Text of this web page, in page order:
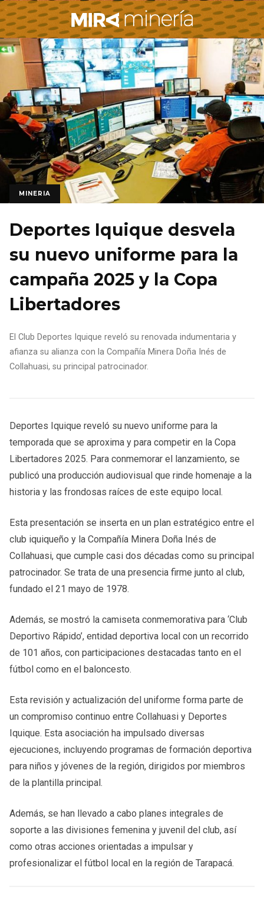
MINERIA
Deportes Iquique desvela
su nuevo uniforme para la
campaña 2025 y la Copa
Libertadores
El Club Deportes Iquique reveló su renovada indumentaria y
afianza su alianza con la Compañía Minera Doña Inés de
Collahuasi, su principal patrocinador.
Deportes Iquique reveló su nuevo uniforme para la
temporada que se aproxima y para competir en la Copa
Libertadores 2025. Para conmemorar el lanzamiento, se
publicó una producción audiovisual que rinde homenaje a la
historia y las frondosas raíces de este equipo local.
Esta presentación se inserta en un plan estratégico entre el
club iquiqueño y la Compañía Minera Doña Inés de
Collahuasi, que cumple casi dos décadas como su principal
patrocinador. Se trata de una presencia firme junto al club,
fundado el 21 mayo de 1978.
Además, se mostró la camiseta conmemorativa para ‘Club
Deportivo Rápido’, entidad deportiva local con un recorrido
de 101 años, con participaciones destacadas tanto en el
fútbol como en el baloncesto.
Esta revisión y actualización del uniforme forma parte de
un compromiso continuo entre Collahuasi y Deportes
Iquique. Esta asociación ha impulsado diversas
ejecuciones, incluyendo programas de formación deportiva
para niños y jóvenes de la región, dirigidos por miembros
de la plantilla principal.
Además, se han llevado a cabo planes integrales de
soporte a las divisiones femenina y juvenil del club, así
como otras acciones orientadas a impulsar y
profesionalizar el fútbol local en la región de Tarapacá.